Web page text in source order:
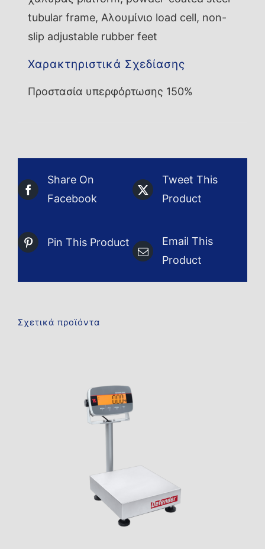
tubular frame, Αλουμίνιο load cell, non-
slip adjustable rubber feet
Χαρακτηριστικά Σχεδίασης
Προστασία υπερφόρτωσης 150%
Share On
Facebook
Tweet This
Product
Pin This Product
Email This
Product
Σχετικά προϊόντα